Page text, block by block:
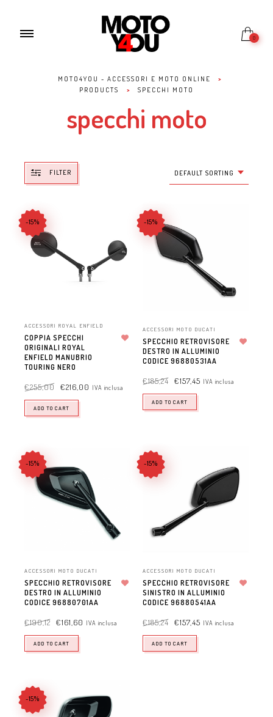
0
MOTO4YOU - ACCESSORI E MOTO ONLINE
>
PRODUCTS
> SPECCHI MOTO
specchi moto
FILTER DEFAULT SORTING
-15%
ACCESSORI ROYAL ENFIELD
COPPIA SPECCHI
ORIGINALI ROYAL
ENFIELD MANUBRIO
TOURING NERO
€255,00 €216,00 IVA inclusa
ADD TO CART
-15%
ACCESSORI MOTO DUCATI
SPECCHIO RETROVISORE
DESTRO IN ALLUMINIO
CODICE 96880531AA
€185,24 €157,45 IVA inclusa
ADD TO CART
-15%
ACCESSORI MOTO DUCATI
SPECCHIO RETROVISORE
DESTRO IN ALLUMINIO
CODICE 96880701AA
€190,12 €161,60 IVA inclusa
ADD TO CART
-15%
ACCESSORI MOTO DUCATI
SPECCHIO RETROVISORE
SINISTRO IN ALLUMINIO
CODICE 96880541AA
€185,24 €157,45 IVA inclusa
ADD TO CART
-15%